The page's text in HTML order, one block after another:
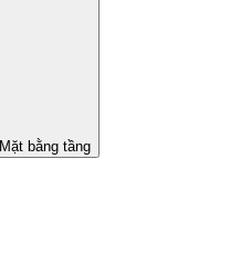
Mặt bằng tầng